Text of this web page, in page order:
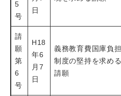
5
号
日
請
願
第
6
号
H18
年6
月7
日
義務教育費国庫負担
制度の堅持を求める
請願